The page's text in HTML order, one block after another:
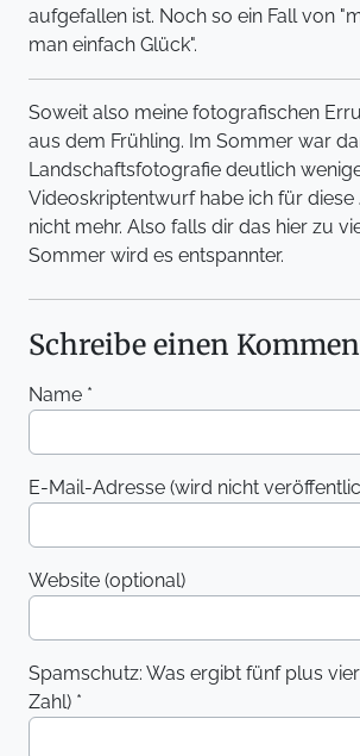
aufgefallen ist. Noch so ein Fall von
man einfach Glück".
Soweit also meine fotografischen
aus dem Frühling. Im Sommer war
Landschaftsfotografie deutlich
Videoskriptentwurf habe ich für diese
nicht mehr. Also falls dir das hier zu
Sommer wird es entspannter.
Schreibe einen
Name *
E-Mail-Adresse (wird nicht
Website (optional)
Spamschutz: Was ergibt fünf plus
Zahl) *